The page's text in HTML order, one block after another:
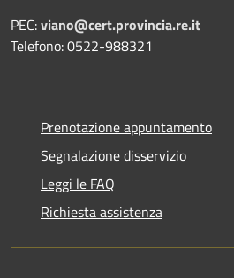
PEC:viano@cert.provincia.re.it
Telefono: 0522-988321
Prenotazione appuntamento
Segnalazione disservizio
Leggi le FAQ
Richiesta assistenza